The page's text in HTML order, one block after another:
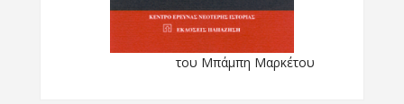
του Μπάμπη Μαρκέτου